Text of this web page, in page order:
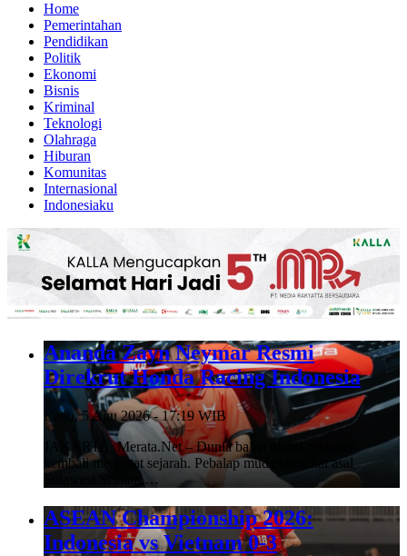
Home
Pemerintahan
Pendidikan
Politik
Ekonomi
Bisnis
Kriminal
Teknologi
Olahraga
Hiburan
Komunitas
Internasional
Indonesiaku
Ananda Zayn Neymar Resmi
Direkrut Honda Racing Indonesia
Rabu, 5 Agu 2026 - 17:19 WIB
JAKARTA, Merata.Net – Dunia balap mobil nasional
kembali mencatat sejarah. Pebalap muda berbakat asal
Sulawesi Selatan,…
ASEAN Championship 2026:
Indonesia vs Vietnam 0-3